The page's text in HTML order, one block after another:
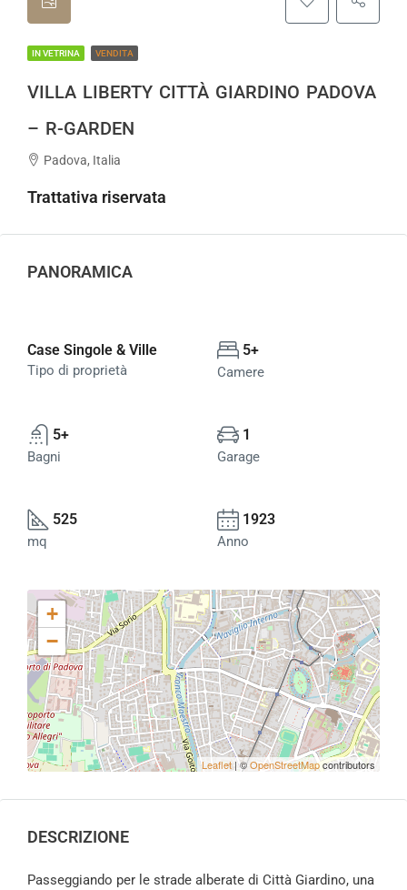
IN VETRINA VENDITA
VILLA LIBERTY CITTÀ GIARDINO PADOVA
– R-GARDEN
Padova, Italia
Trattativa riservata
PANORAMICA
Case Singole & Ville
Tipo di proprietà
5+
Camere
5+
Bagni
1
Garage
525
mq
1923
Anno
+
−
Leaflet| ©OpenStreetMapcontributors
DESCRIZIONE
Passeggiando per le strade alberate di Città Giardino, una